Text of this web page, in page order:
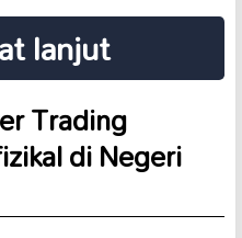
lanjut
Trading
di Negeri